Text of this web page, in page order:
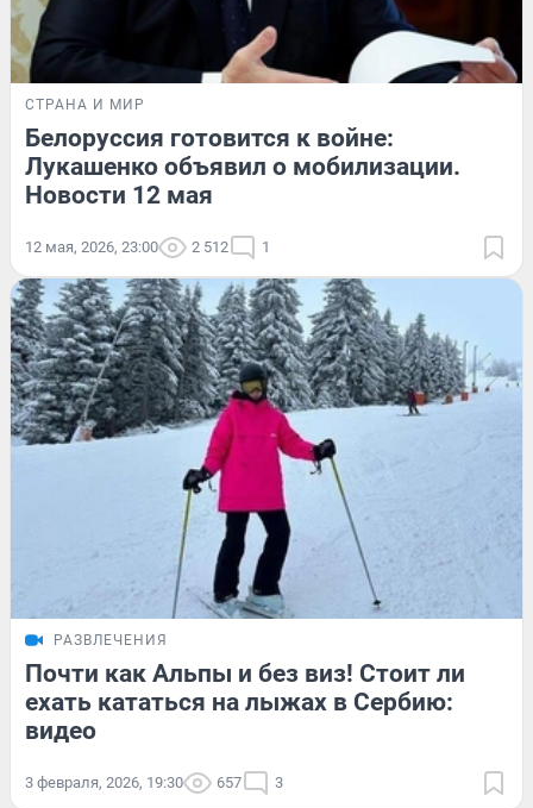
СТРАНА И МИР
Белоруссия готовится к войне:
Лукашенко объявил о мобилизации.
Новости 12 мая
12 мая, 2026, 23:00 2 512 1
РАЗВЛЕЧЕНИЯ
Почти как Альпы и без виз! Стоит ли
ехать кататься на лыжах в Сербию:
видео
3 февраля, 2026, 19:30 657 3